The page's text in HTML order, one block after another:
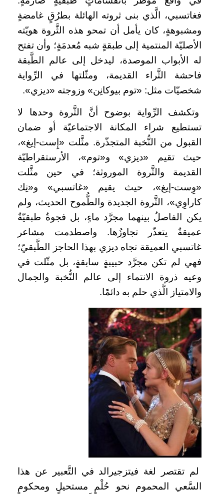
فغاتسبي، الَّذي بنى ثروته الهائلة بطرُقٍ غامضةٍ
ومشبوهةٍ، كان يأمل أن تمحو هذه الثَّروة هويّته
الأصليّة المنتمية إلى طبقةٍ شبه مُعدمَةٍ؛ وأن تفتح
له الأبواب الموصدة، ليدخل إلى عالم الطَّبقة
فاحشة الثَّراء القديمة، ومثّلتها في الرِّواية
شخصيّات مثل: «توم بيوكانِن» وزوجته «ديزي».
وتكشف الرِّواية بوضوح أنَّ الثَّروة وحدها لا
تستطيع شراء المكانة الاجتماعيّة أو ضمان
القبول من النُّخبة المتجذّرة. مثَّلت «إِست-إيغ»،
حيث تقيم «ديزي» و«توم»، الأرستقراطيّة
القديمة والثَّروة الموروثة؛ في حين مثَّلت
«وِست-إيغ»، حيث يقيم «غاتسبي» و«نِك
كاراوِي»، الثَّروة الجديدة والطُّموح الحديث، ولم
يكن الفاصلُ بينهما مجرَّد ماءٍ، بل فجوةٌ طبقيّةٌ
عميقةٌ يتعذّر تجاوزُها. واصطدمت مشاعر
غاتسبي العميقة تجاه ديزي بهذا الحاجز الطَّبقيّ؛
فهي لم تكن مجرَّد حبيبةٍ سابقةٍ، بل مثّلت في
وعيه ذروة الانتماء إلى عالم النُّخبة والجمال
والامتياز الَّذي حلم به دائمًا.
لم تقتصر لغة فيتزجيرالد في التَّعبير عن هذا
السَّعي المحموم نحو حُلْمٍ مستحيلٍ ومحكومٍ